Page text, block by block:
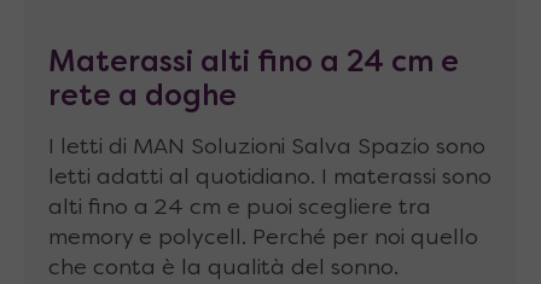
90 x 200 x 24 cm, peso consigliato 13-17 Kg
Portata massima
Altezza della rete da terra: 29 cm
Spazio libero sotto al letto aperto
(altezza max)
Materassi alti fino a 24 cm e
rete a doghe
I letti di MAN Soluzioni Salva Spazio sono
letti adatti al quotidiano. I materassi sono
alti fino a 24 cm e puoi scegliere tra
memory e polycell. Perché per noi quello
che conta è la qualità del sonno.